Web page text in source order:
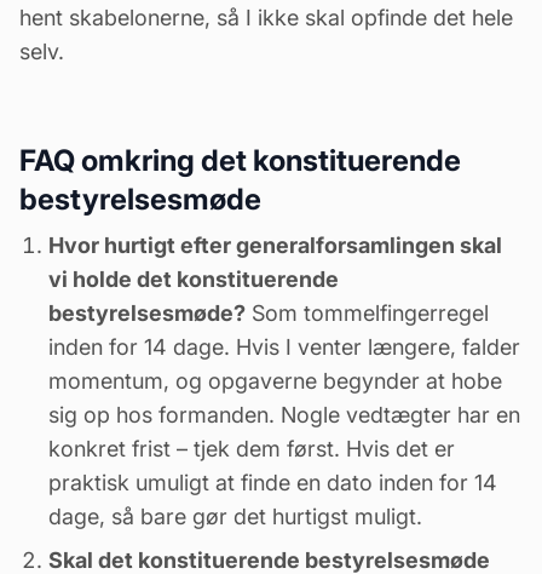
hent skabelonerne, så I ikke skal opfinde det hele
selv.
FAQ omkring det konstituerende
bestyrelsesmøde
Hvor hurtigt efter generalforsamlingen skal
vi holde det konstituerende
bestyrelsesmøde? Som tommelfingerregel
inden for 14 dage. Hvis I venter længere, falder
momentum, og opgaverne begynder at hobe
sig op hos formanden. Nogle vedtægter har en
konkret frist – tjek dem først. Hvis det er
praktisk umuligt at finde en dato inden for 14
dage, så bare gør det hurtigst muligt.
Skal det konstituerende bestyrelsesmøde